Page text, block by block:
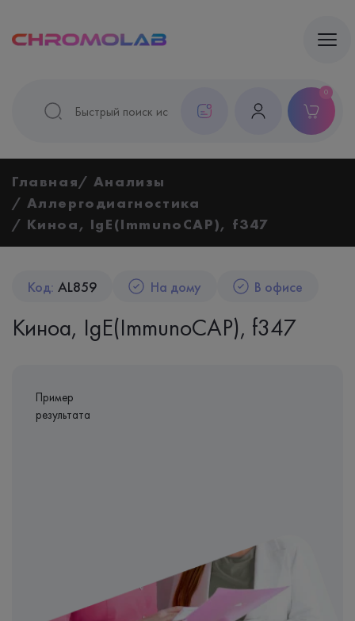
0
Главная
Анализы
Аллергодиагностика
Киноа, IgE(ImmunoCAP), f347
Код: AL859 На дому В офисе
Киноа, IgE(ImmunoCAP), f347
Пример
результата